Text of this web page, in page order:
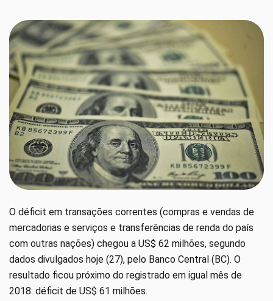
O déficit em transações correntes (compras e vendas de
mercadorias e serviços e transferências de renda do país
com outras nações) chegou a US$ 62 milhões, segundo
dados divulgados hoje (27), pelo Banco Central (BC). O
resultado ficou próximo do registrado em igual mês de
2018: déficit de US$ 61 milhões.